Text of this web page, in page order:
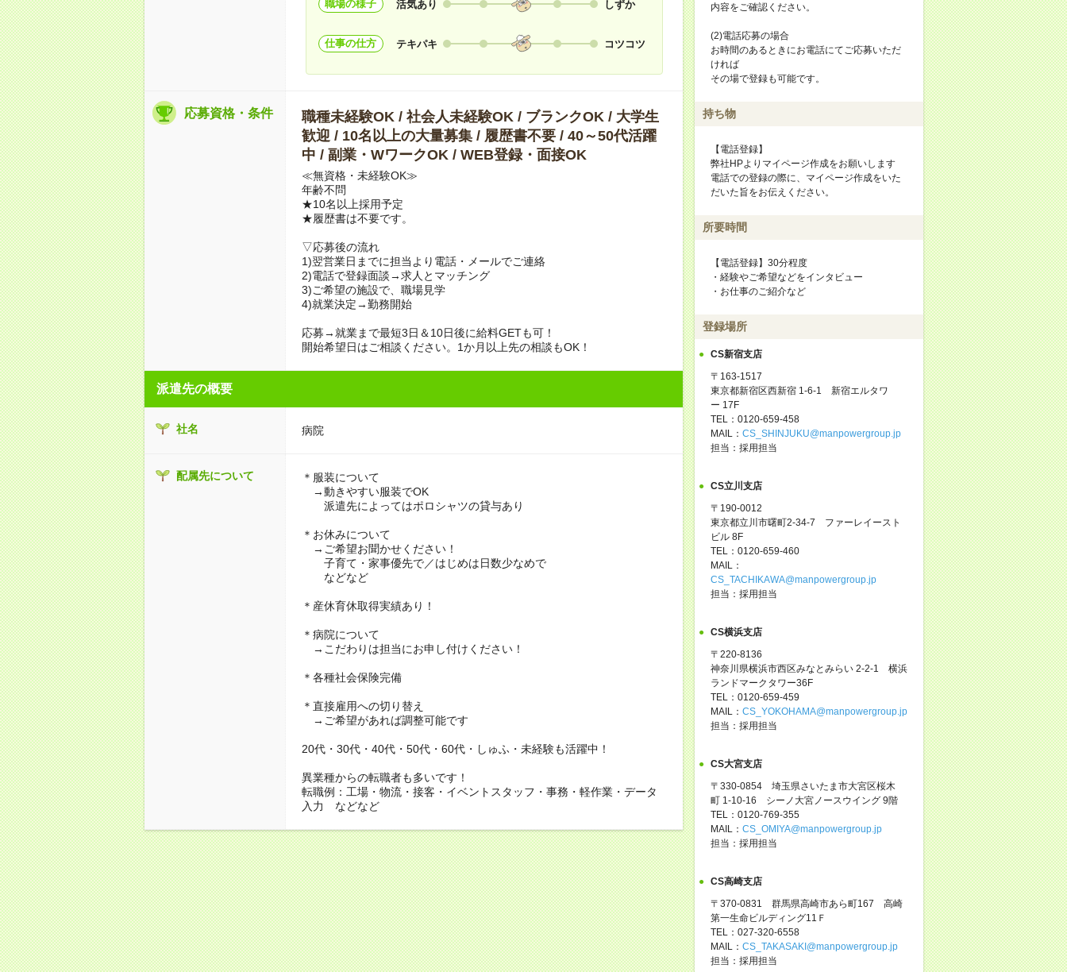
職場の様子 活気あり しずか
仕事の仕方 テキパキ コツコツ
応募資格・条件
職種未経験OK / 社会人未経験OK / ブランクOK / 大学生
歓迎 / 10名以上の大量募集 / 履歴書不要 / 40～50代活躍
中 / 副業・WワークOK / WEB登録・面接OK
≪無資格・未経験OK≫
年齢不問
★10名以上採用予定
★履歴書は不要です。
▽応募後の流れ
1)翌営業日までに担当より電話・メールでご連絡
2)電話で登録面談→求人とマッチング
3)ご希望の施設で、職場見学
4)就業決定→勤務開始
応募→就業まで最短3日＆10日後に給料GETも可！
開始希望日はご相談ください。1か月以上先の相談もOK！
派遣先の概要
社名 病院
配属先について
＊服装について
→動きやすい服装でOK
派遣先によってはポロシャツの貸与あり
＊お休みについて
→ご希望お聞かせください！
子育て・家事優先で／はじめは日数少なめで
などなど
＊産休育休取得実績あり！
＊病院について
→こだわりは担当にお申し付けください！
＊各種社会保険完備
＊直接雇用への切り替え
→ご希望があれば調整可能です
20代・30代・40代・50代・60代・しゅふ・未経験も活躍中！
異業種からの転職者も多いです！
転職例：工場・物流・接客・イベントスタッフ・事務・軽作業・データ
入力 などなど
内容をご確認ください。
(2)電話応募の場合
お時間のあるときにお電話にてご応募いただ
ければ
その場で登録も可能です。
持ち物
【電話登録】
弊社HPよりマイページ作成をお願いします
電話での登録の際に、マイページ作成をいた
だいた旨をお伝えください。
所要時間
【電話登録】30分程度
・経験やご希望などをインタビュー
・お仕事のご紹介など
登録場所
CS新宿支店
〒163-1517
東京都新宿区西新宿 1-6-1 新宿エルタワ
ー 17F
TEL：0120-659-458
MAIL： CS_SHINJUKU@manpowergroup.jp
担当：採用担当
CS立川支店
〒190-0012
東京都立川市曙町2-34-7 ファーレイースト
ビル 8F
TEL：0120-659-460
MAIL：
CS_TACHIKAWA@manpowergroup.jp
担当：採用担当
CS横浜支店
〒220-8136
神奈川県横浜市西区みなとみらい 2-2-1 横浜
ランドマークタワー36F
TEL：0120-659-459
MAIL： CS_YOKOHAMA@manpowergroup.jp
担当：採用担当
CS大宮支店
〒330-0854 埼玉県さいたま市大宮区桜木
町 1-10-16 シーノ大宮ノースウイング 9階
TEL：0120-769-355
MAIL： CS_OMIYA@manpowergroup.jp
担当：採用担当
CS高崎支店
〒370-0831 群馬県高崎市あら町167 高崎
第一生命ビルディング11Ｆ
TEL：027-320-6558
MAIL： CS_TAKASAKI@manpowergroup.jp
担当：採用担当